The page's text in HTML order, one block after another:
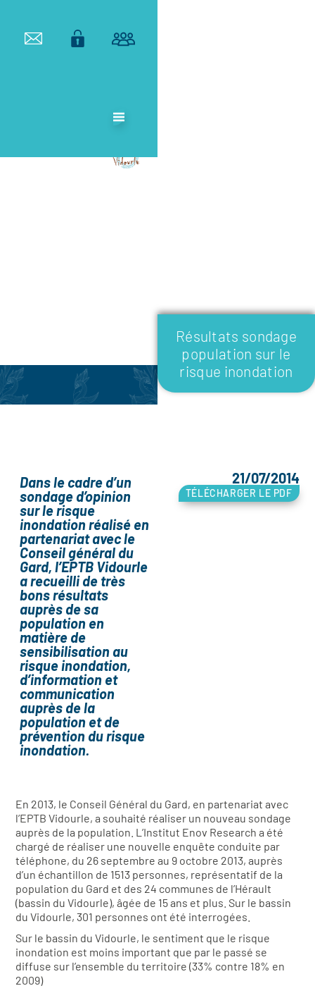
PUBLIC
TERRITORIAL
DE BASSIN DU
Résultats sondage
population sur le
risque inondation
Dans le cadre d’un
sondage d’opinion
sur le risque
inondation réalisé en
partenariat avec le
Conseil général du
Gard, l’EPTB Vidourle
a recueilli de très
bons résultats
auprès de sa
population en
matière de
sensibilisation au
risque inondation,
d’information et
communication
auprès de la
population et de
prévention du risque
inondation.
21/07/2014
TÉLÉCHARGER LE PDF
En 2013, le Conseil Général du Gard, en partenariat avec
l’EPTB Vidourle, a souhaité réaliser un nouveau sondage
auprès de la population. L’Institut Enov Research a été
chargé de réaliser une nouvelle enquête conduite par
téléphone, du 26 septembre au 9 octobre 2013, auprès
d’un échantillon de 1513 personnes, représentatif de la
population du Gard et des 24 communes de l’Hérault
(bassin du Vidourle), âgée de 15 ans et plus. Sur le bassin
du Vidourle, 301 personnes ont été interrogées.
Sur le bassin du Vidourle, le sentiment que le risque
inondation est moins important que par le passé se
diffuse sur l’ensemble du territoire (33% contre 18% en
2009)